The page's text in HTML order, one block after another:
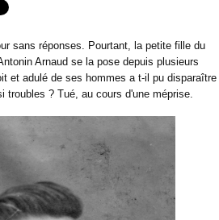
sans réponses. Pourtant, la petite fille du
Arnaud se la pose depuis plusieurs
et adulé de ses hommes a t-il pu disparaître
troubles ? Tué, au cours d'une méprise.